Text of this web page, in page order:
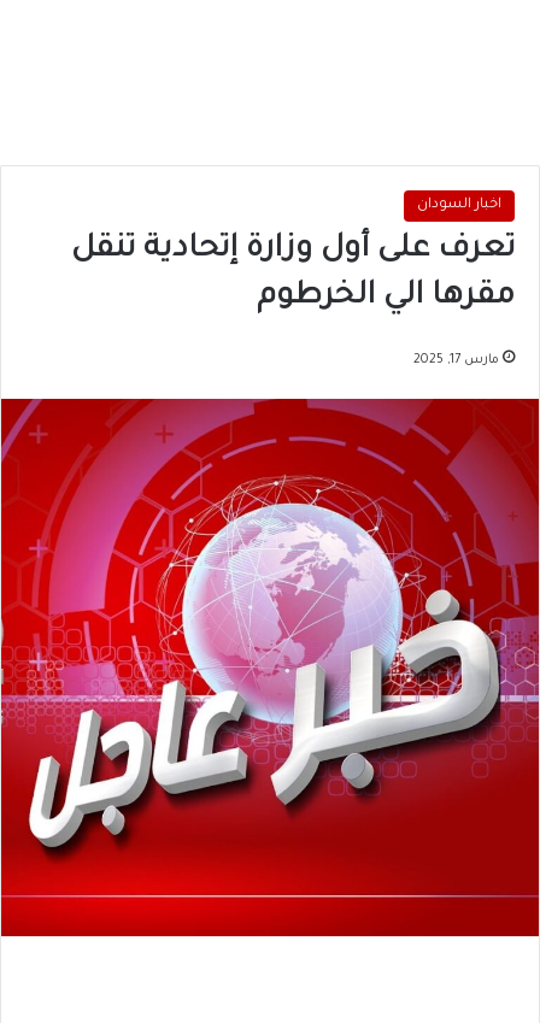
اخبار السودان
تعرف على أول وزارة إتحادية تنقل
مقرها الي الخرطوم
مارس 17, 2025